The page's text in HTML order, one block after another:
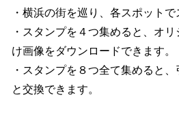
・横浜の街を巡り、各スポットで
・スタンプを４つ集めると、オ
け画像をダウンロードできます。
・スタンプを８つ全て集めると
と交換できます。